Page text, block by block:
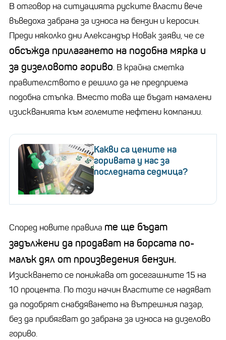
В отговор на ситуацията руските власти вече
въведоха забрана за износа на бензин и керосин.
Преди няколко дни Александър Новак заяви, че се
обсъжда прилагането на подобна мярка и
за дизеловото гориво. В крайна сметка
правителството е решило да не предприема
подобна стъпка. Вместо това ще бъдат намалени
изискванията към големите нефтени компании.
Какви са цените на
горивата у нас за
последната седмица?
Според новите правила те ще бъдат
задължени да продават на борсата по-
малък дял от произведения бензин.
Изискването се понижава от досегашните 15 на
10 процента. По този начин властите се надяват
да подобрят снабдяването на вътрешния пазар,
без да прибягват до забрана за износа на дизелово
гориво.